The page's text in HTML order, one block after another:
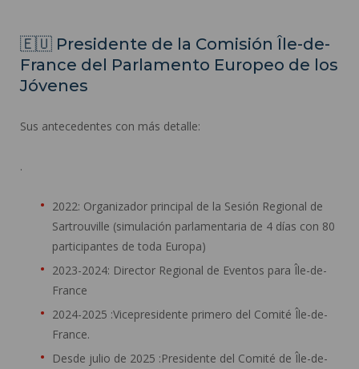
🇪🇺 Presidente de la Comisión Île-de-
France del Parlamento Europeo de los
Jóvenes
Sus antecedentes con más detalle:
.
2022: Organizador principal de la Sesión Regional de
Sartrouville (simulación parlamentaria de 4 días con 80
participantes de toda Europa)
2023-2024: Director Regional de Eventos para Île-de-
France
2024-2025 :Vicepresidente primero del Comité Île-de-
France.
Desde julio de 2025 :Presidente del Comité de Île-de-